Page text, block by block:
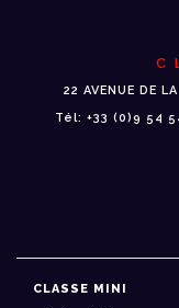
22 AVENUE DE
Tél: +33 (0)9 54
CLASSE MINI